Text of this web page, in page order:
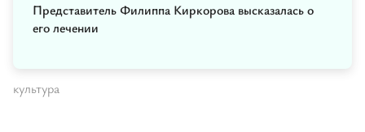
Представитель Филиппа Киркорова высказалась о
его лечении
культура